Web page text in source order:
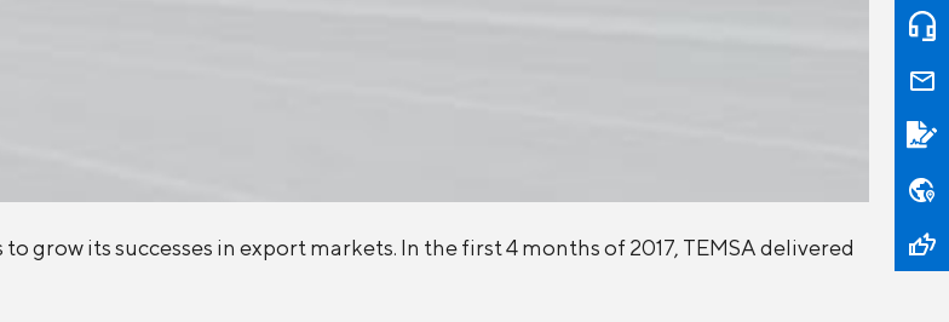
grow its successes in export markets. In the first 4 months of 2017, TEMSA delivered